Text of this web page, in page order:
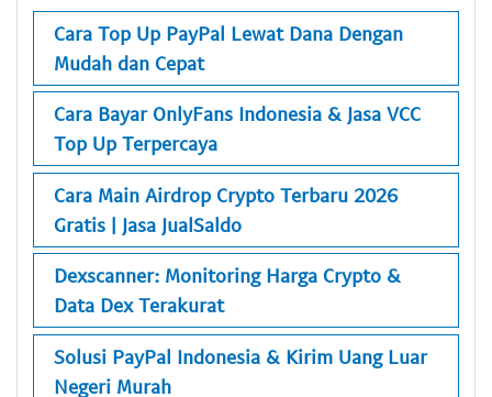
Cara Top Up PayPal Lewat Dana Dengan
Mudah dan Cepat
Cara Bayar OnlyFans Indonesia & Jasa VCC
Top Up Terpercaya
Cara Main Airdrop Crypto Terbaru 2026
Gratis | Jasa JualSaldo
Dexscanner: Monitoring Harga Crypto &
Data Dex Terakurat
Solusi PayPal Indonesia & Kirim Uang Luar
Negeri Murah